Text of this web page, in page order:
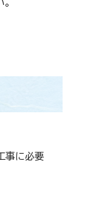
事に必要